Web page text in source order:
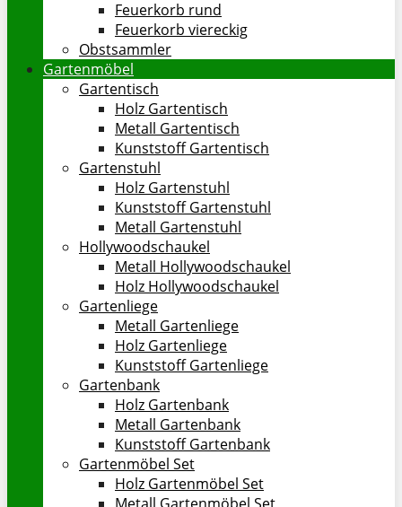
Feuerkorb rund
Feuerkorb viereckig
Obstsammler
Gartenmöbel
Gartentisch
Holz Gartentisch
Metall Gartentisch
Kunststoff Gartentisch
Gartenstuhl
Holz Gartenstuhl
Kunststoff Gartenstuhl
Metall Gartenstuhl
Hollywoodschaukel
Metall Hollywoodschaukel
Holz Hollywoodschaukel
Gartenliege
Metall Gartenliege
Holz Gartenliege
Kunststoff Gartenliege
Gartenbank
Holz Gartenbank
Metall Gartenbank
Kunststoff Gartenbank
Gartenmöbel Set
Holz Gartenmöbel Set